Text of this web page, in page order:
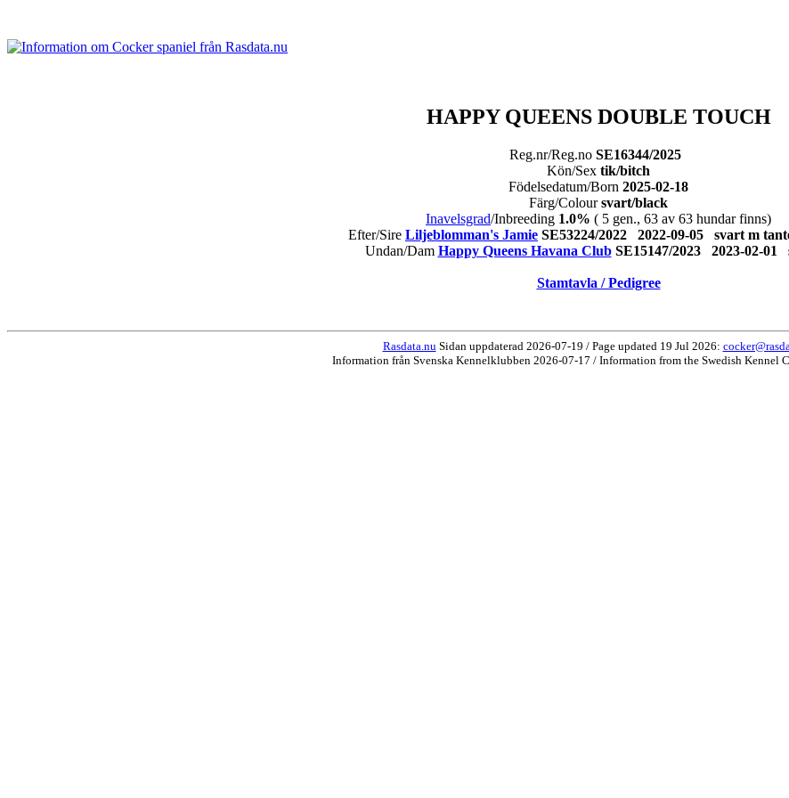
HAPPY QUEENS DOUBLE TOUCH
Reg.nr/Reg.no SE16344/2025
Kön/Sex tik/bitch
Födelsedatum/Born 2025-02-18
Färg/Coloursvart/black
Inavelsgrad/Inbreeding 1.0% ( 5 gen., 63 av 63 hundar finns)
Efter/Sire Liljeblomman's Jamie SE53224/2022 2022-09-05 svart m
Undan/Dam Happy Queens Havana ClubSE15147/2023 2023-02-
Stamtavla / Pedigree
Rasdata.nu Sidan uppdaterad 2026-07-19 / Page updated 19 Jul 2026:
Information från Svenska Kennelklubben 2026-07-17 / Information from the Swedish Kennel